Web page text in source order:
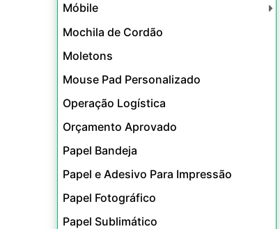
Móbile
Mochila de Cordão
Moletons
Mouse Pad Personalizado
Operação Logística
Orçamento Aprovado
Papel Bandeja
Papel e Adesivo Para Impressão
Papel Fotográfico
Papel Sublimático